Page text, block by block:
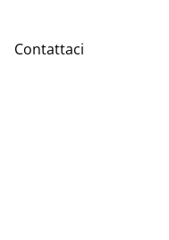
Contattaci